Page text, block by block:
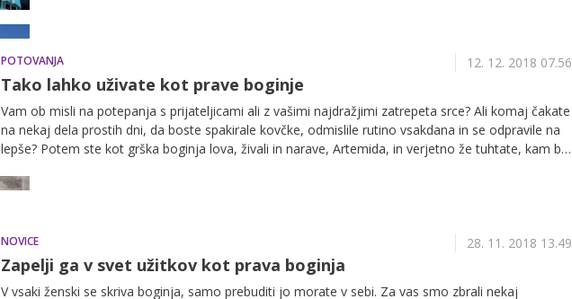
POTOVANJA 12. 12. 2018 07.56
Tako lahko uživate kot prave boginje
Vam ob misli na potepanja s prijateljicami ali z vašimi najdražjimi zatrepeta srce? Ali komaj čakate
na nekaj dela prostih dni, da boste spakirale kovčke, odmislile rutino vsakdana in se odpravile na
lepše? Potem ste kot grška boginja lova, živali in narave, Artemida, in verjetno že tuhtate, kam bi
NOVICE 28. 11. 2018 13.49
Zapelji ga v svet užitkov kot prava boginja
V vsaki ženski se skriva boginja, samo prebuditi jo morate v sebi. Za vas smo zbrali nekaj